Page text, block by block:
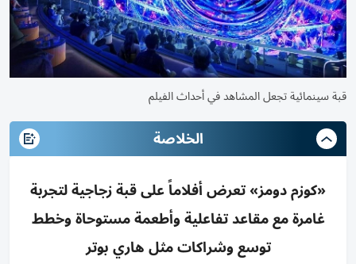
قبة سينمائية تجعل المشاهد في أحداث الفيلم
الخلاصة
«كوزم دومز» تعرض أفلاماً على قبة زجاجية لتجربة
غامرة مع مقاعد تفاعلية وأطعمة مستوحاة وخطط
توسع وشراكات مثل هاري بوتر